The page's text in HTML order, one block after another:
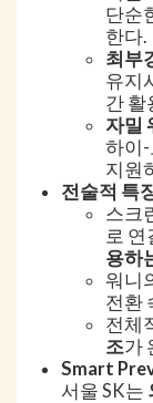
단순
한다.
최부
유지
간 활
자밀
하이-
지원
전술적 특
스크
로 연
용하
워니
전환
전체
조가
Smart
서울 SK는